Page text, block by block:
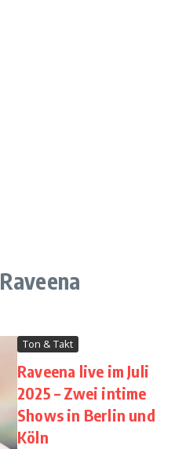
Ton & Takt
Raveena live im Juli
2025 – Zwei intime
Shows in Berlin und
Köln